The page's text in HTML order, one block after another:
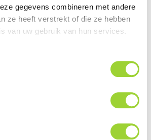
gegevens combineren met andere
ze heeft verstrekt of die ze hebben
van uw gebruik van hun services.
van 9,5 / 10
worden ontwikkeld en
veel aandacht aan ontwikkeling,
kwaliteit Autospecifieke,